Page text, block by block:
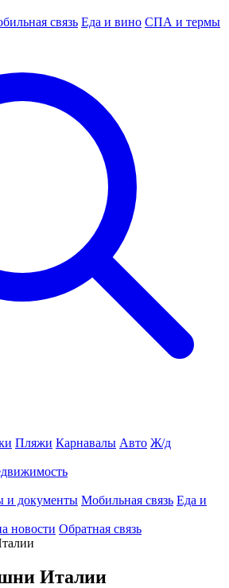
связь Еда и вино СПА и термы
Пляжи Карнавалы Авто Ж/д
и документы Мобильная связь Еда и
новости Обратная связь
Италии